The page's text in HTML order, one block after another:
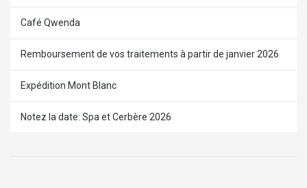
Café Qwenda
Remboursement de vos traitements à partir de janvier 2026
Expédition Mont Blanc
Notez la date: Spa et Cerbère 2026